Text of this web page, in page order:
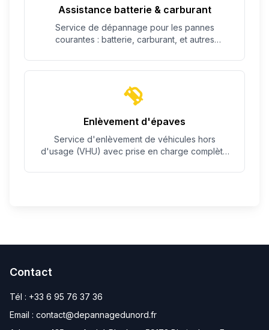
Assistance batterie & carburant
Service de dépannage pour les pannes
courantes : batterie, carburant, et autres
Enlèvement d'épaves
Service d'enlèvement de véhicules hors
d'usage (VHU) avec prise en charge complète
Contact
Tél : +33 6 95 76 37 36
Email : contact@depannagedunord.fr